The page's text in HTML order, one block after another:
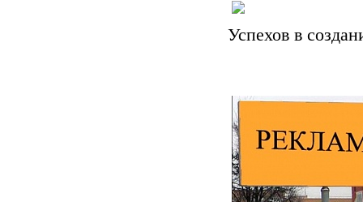
Успехов в